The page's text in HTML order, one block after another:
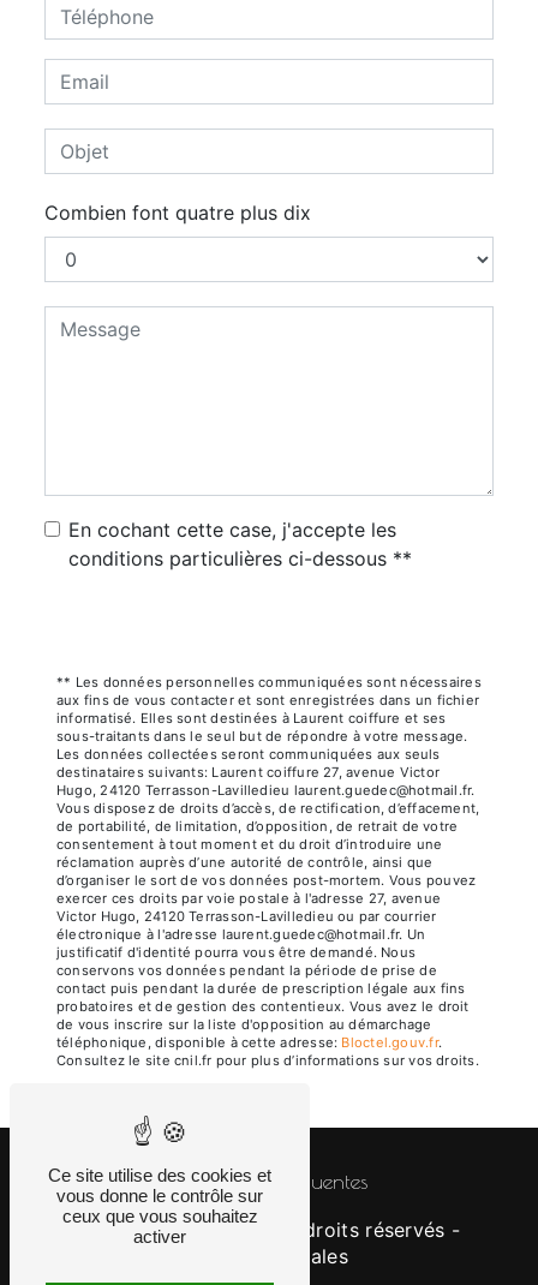
Combien font quatre plus dix
En cochant cette case, j'accepte les
conditions particulières ci-dessous **
** Les données personnelles communiquées sont nécessaires
aux fins de vous contacter et sont enregistrées dans un fichier
informatisé. Elles sont destinées à Laurent coiffure et ses
sous-traitants dans le seul but de répondre à votre message.
Les données collectées seront communiquées aux seuls
destinataires suivants: Laurent coiffure 27, avenue Victor
Hugo, 24120 Terrasson-Lavilledieu laurent.guedec@hotmail.fr.
Vous disposez de droits d’accès, de rectification, d’effacement,
de portabilité, de limitation, d’opposition, de retrait de votre
consentement à tout moment et du droit d’introduire une
réclamation auprès d’une autorité de contrôle, ainsi que
d’organiser le sort de vos données post-mortem. Vous pouvez
exercer ces droits par voie postale à l'adresse 27, avenue
Victor Hugo, 24120 Terrasson-Lavilledieu ou par courrier
électronique à l'adresse laurent.guedec@hotmail.fr. Un
justificatif d'identité pourra vous être demandé. Nous
conservons vos données pendant la période de prise de
contact puis pendant la durée de prescription légale aux fins
probatoires et de gestion des contentieux. Vous avez le droit
de vous inscrire sur la liste d'opposition au démarchage
téléphonique, disponible à cette adresse:
Bloctel.gouv.fr.
Consultez le site cnil.fr pour plus d’informations sur vos droits.
Recherches fréquentes
©Vistalid- 2026 - Tous droits réservés -
Mentions légales
Ce site utilise des cookies et
vous donne le contrôle sur
ceux que vous souhaitez
activer